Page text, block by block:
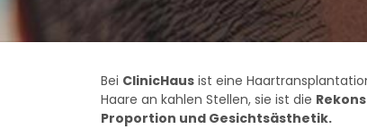
Bei ClinicHaus ist eine
Haare an kahlen Stellen, sie ist die
Proportion und Gesichtsästhetik.